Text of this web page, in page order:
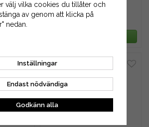
79 kr
välj vilka cookies du tillåter och
av genom att klicka på
nedan.
Inställningar
Endast nödvändiga
Godkänn alla